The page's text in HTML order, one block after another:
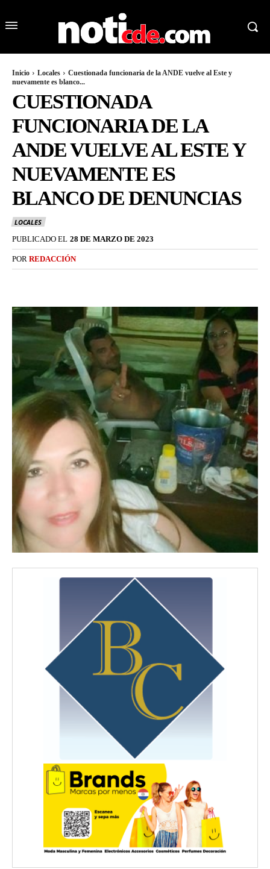
Inicio Locales
Cuestionada funcionaria de la ANDE vuelve al Este y
nuevamente es blanco...
CUESTIONADA
FUNCIONARIA DE LA
ANDE VUELVE AL ESTE Y
NUEVAMENTE ES
BLANCO DE DENUNCIAS
LOCALES
PUBLICADO EL 28 DE MARZO DE 2023
POR REDACCIÓN